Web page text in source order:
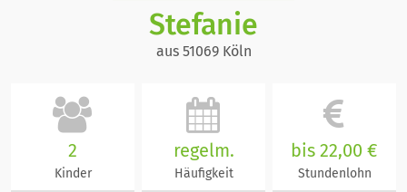
Stefanie
aus 51069 Köln
2
Kinder
regelm.
Häufigkeit
bis 22,00 €
Stundenlohn